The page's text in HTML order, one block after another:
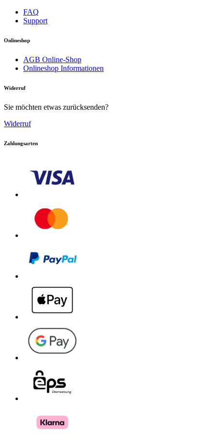
Download PDF
Download PDF
FAQ
Support
Onlineshop
AGB Online-Shop
Onlineshop Informationen
Widerruf
Sie möchten etwas zurücksenden?
Widerruf
Zahlungsarten